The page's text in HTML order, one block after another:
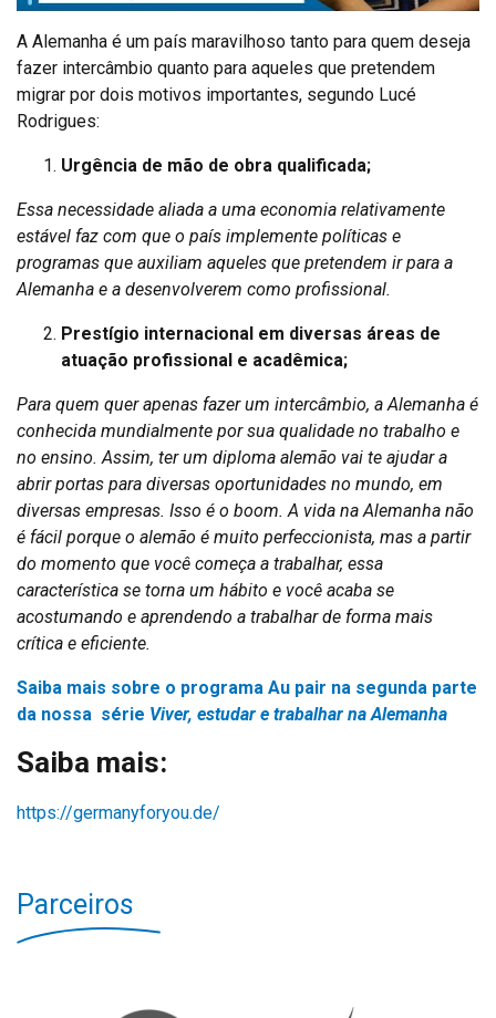
A Alemanha é um país maravilhoso tanto para quem deseja
fazer intercâmbio quanto para aqueles que pretendem
migrar por dois motivos importantes, segundo Lucé
Rodrigues:
Urgência de mão de obra qualificada;
Essa necessidade aliada a uma economia relativamente
estável faz com que o país implemente políticas e
programas que auxiliam aqueles que pretendem ir para a
Alemanha e a desenvolverem como profissional.
Prestígio internacional em diversas áreas de
atuação profissional e acadêmica;
Para quem quer apenas fazer um intercâmbio, a Alemanha é
conhecida mundialmente por sua qualidade no trabalho e
no ensino. Assim, ter um diploma alemão vai te ajudar a
abrir portas para diversas oportunidades no mundo, em
diversas empresas. Isso é o boom. A vida na Alemanha não
é fácil porque o alemão é muito perfeccionista, mas a partir
do momento que você começa a trabalhar, essa
característica se torna um hábito e você acaba se
acostumando e aprendendo a trabalhar de forma mais
crítica e eficiente.
Saiba mais sobre o programa Au pair na segunda parte
da nossa série Viver, estudar e trabalhar na Alemanha
Saiba mais:
https://germanyforyou.de/
Parceiros